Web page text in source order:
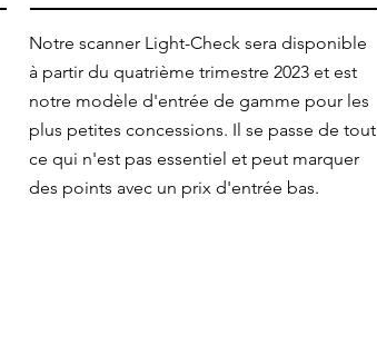
Notre scanner Light-Check sera disponible
à partir du quatrième trimestre 2023 et est
notre modèle d'entrée de gamme pour les
plus petites concessions. Il se passe de tout
ce qui n'est pas essentiel et peut marquer
des points avec un prix d'entrée bas.